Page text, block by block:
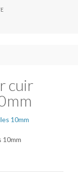
cuir
10mm